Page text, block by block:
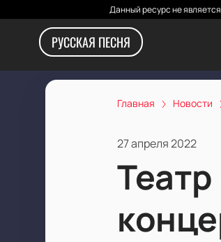
Данный ресурс не
РУССКАЯ ПЕСНЯ
Главная Новости
27 апреля 2022